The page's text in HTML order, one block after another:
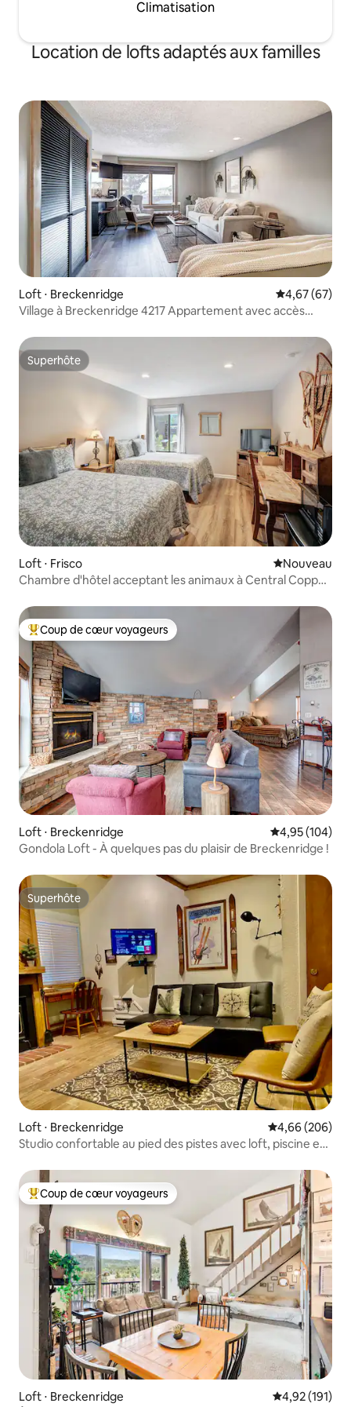
Climatisation
Location de lofts adaptés aux familles
Loft ⋅ Breckenridge Évaluation
4,67 (67)
Village à Breckenridge 4217 Appartement avec accès
Superhôte
Superhôte
Loft ⋅ Frisco Nouvel
Nouveau
Chambre d'hôtel acceptant les animaux à Central Copper
Coups de cœur voyageurs les plus appréciés
Coup de cœur voyageurs
Loft ⋅ Breckenridge Évaluation
4,95 (104)
Gondola Loft - À quelques pas du plaisir de Breckenridge !
Superhôte
Superhôte
Loft ⋅ Breckenridge Évaluation
4,66 (206)
Studio confortable au pied des pistes avec loft, piscine et
Coups de cœur voyageurs les plus appréciés
Coup de cœur voyageurs
Loft ⋅ Breckenridge Évaluation
4,92 (191)